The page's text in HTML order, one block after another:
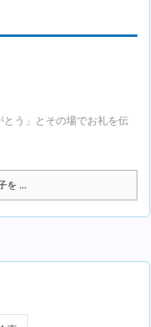
う」とその場でお礼を伝
を ...